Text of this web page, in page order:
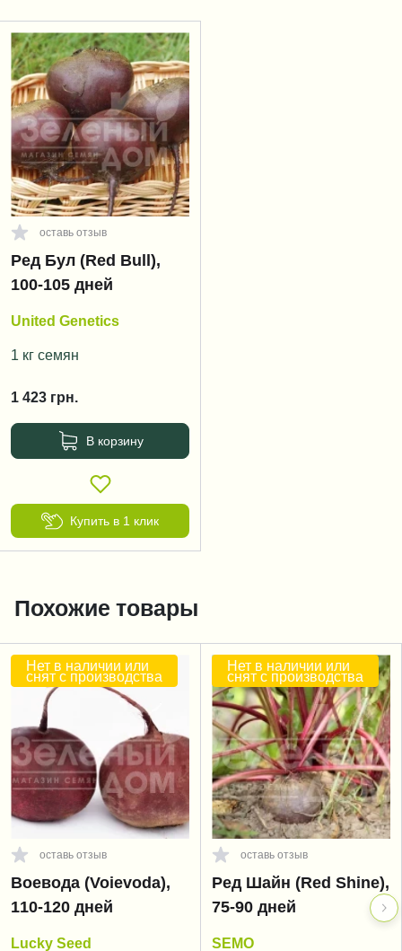
оставь отзыв
Ред Бул (Red Bull),
100-105 дней
United Genetics
1 кг семян
1 423 грн.
В корзину
Купить в 1 клик
Похожие товары
Нет в наличии или
снят с производства
оставь отзыв
Воевода (Voievoda),
110-120 дней
Lucky Seed
Нет в наличии или
снят с производства
оставь отзыв
Ред Шайн (Red Shine),
75-90 дней
SEMO